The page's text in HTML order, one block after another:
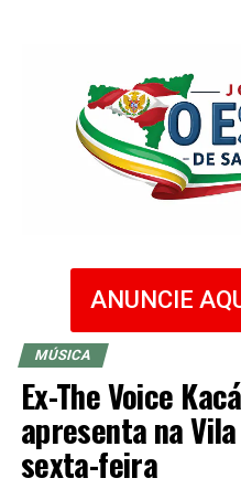
ANUNCIE
MÚSICA
Ex-The Voice
apresenta na
sexta-feira